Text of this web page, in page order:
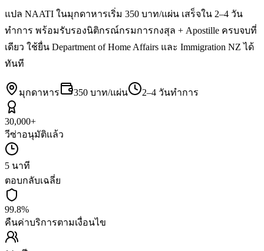
แปล NAATI ในมุกดาหารเริ่ม 350 บาท/แผ่น เสร็จใน 2–4 วัน
ทำการ พร้อมรับรองนิติกรณ์กรมการกงสุล + Apostille ครบจบที่
เดียว ใช้ยื่น Department of Home Affairs และ Immigration NZ ได้
ทันที
มุกดาหาร 350 บาท/แผ่น 2–4 วันทำการ
30,000+
วีซ่าอนุมัติแล้ว
5 นาที
ตอบกลับเฉลี่ย
99.8%
คืนค่าบริการตามเงื่อนไข